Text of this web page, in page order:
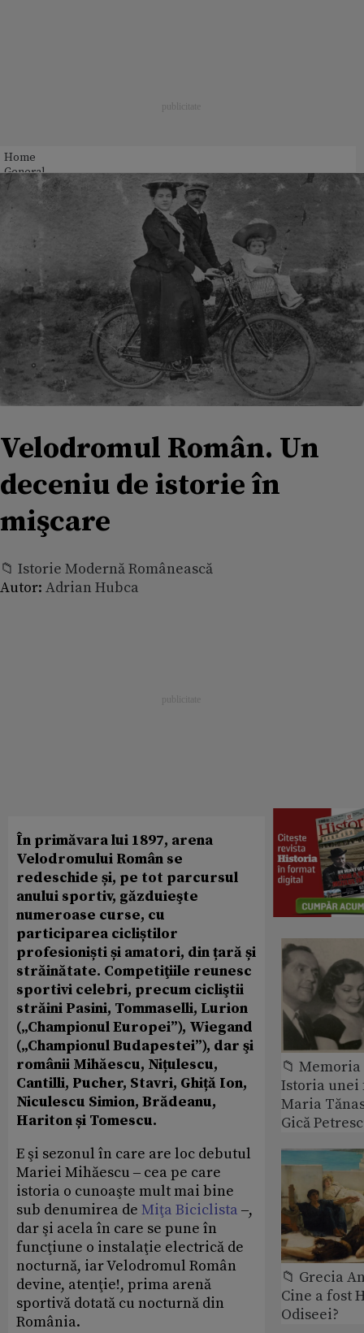
Home
General
Velodromul Român. Un
deceniu de istorie în
mişcare
📁 Istorie Modernă Românească
Autor: Adrian Hubca
În primăvara lui 1897, arena
Velodromului Român se
redeschide și, pe tot parcursul
anului sportiv, găzduieşte
numeroase curse, cu
participarea cicliștilor
profesioniști și amatori, din țară și
străinătate. Competiţiile reunesc
sportivi celebri, precum cicliştii
străini Pasini, Tommaselli, Lurion
(„Championul Europei”), Wiegand
(„Championul Budapestei”), dar şi
românii Mihăescu, Nițulescu,
Cantilli, Pucher, Stavri, Ghiță Ion,
Niculescu Simion, Brădeanu,
Hariton și Tomescu.
E şi sezonul în care are loc debutul
Mariei Mihăescu ‒ cea pe care
istoria o cunoaşte mult mai bine
sub denumirea de Miţa Biciclista ‒,
dar şi acela în care se pune în
funcţiune o instalaţie electrică de
nocturnă, iar Velodromul Român
devine, atenţie!, prima arenă
sportivă dotată cu nocturnă din
România.
📁
Istoria
Maria
Gică
📁 Grecia
Cine a fost
Odiseei?